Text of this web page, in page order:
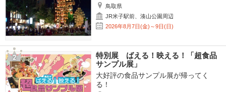
鳥取県
JR米子駅前、湊山公園周辺
2026年8月7日(金)～9日(日)
特別展 ばえる！映える！「超食品
サンプル展」
大好評の食品サンプル展が帰ってく
る！